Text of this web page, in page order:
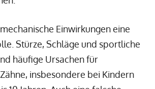
Einwirkungen eine
Stürze, Schläge und sportliche
häufige Ursachen für
insbesondere bei Kindern